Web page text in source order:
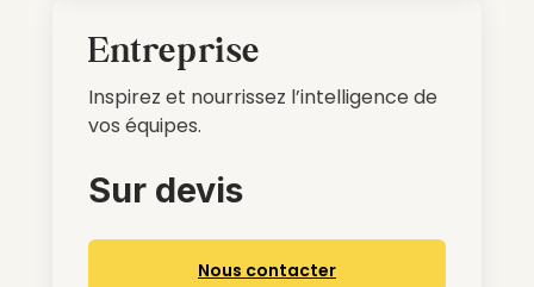
Entreprise
Inspirez et nourrissez l’intelligence de
vos équipes.
Sur devis
Nous contacter